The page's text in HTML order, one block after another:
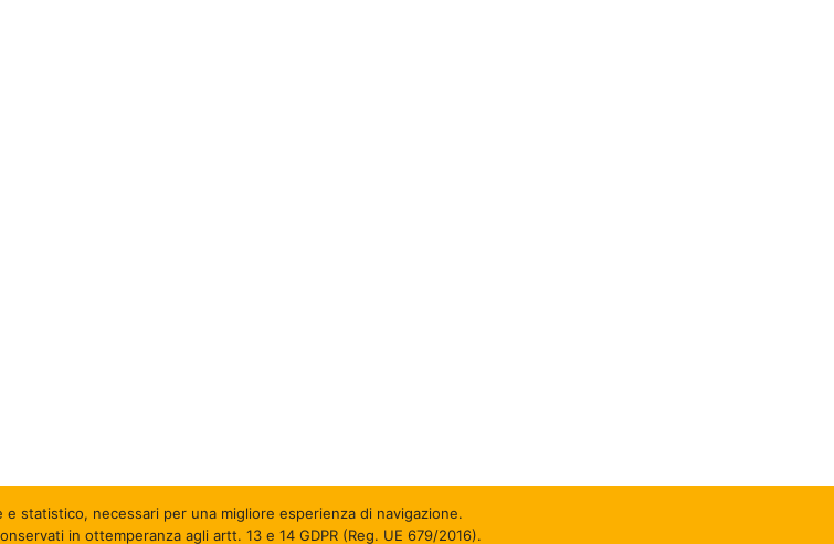
e statistico, necessari per una migliore esperienza di navigazione.
in ottemperanza agli artt. 13 e 14 GDPR (Reg. UE 679/2016).